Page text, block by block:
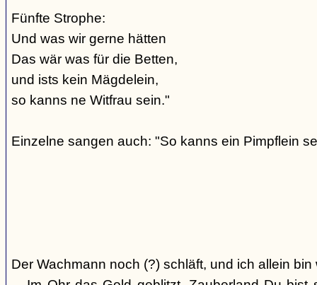
Fünfte Strophe:
Und was wir gerne hätten
Das wär was für die Betten,
und ists kein Mägdelein,
so kanns ne Witfrau sein."
Einzelne sangen auch: "So kanns ein Pimpflein
Der Wachmann noch (?) schläft, und ich allein bin